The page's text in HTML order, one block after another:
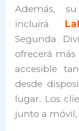
Además,
incluirá
Segunda
ofrecerá más
accesible
desde
lugar. Los
junto a